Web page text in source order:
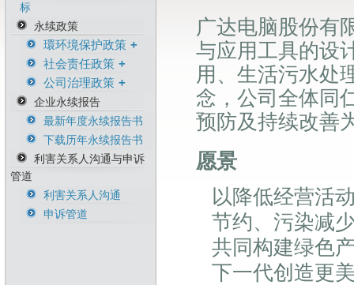
标
永续政策
環环境保护政策
环境保护政策
净零排放气候宣言
能源管理政策
温室气体政策
生物多样性暨不毁林
承诺
社会责任政策
人权政策
人才永续政策
职安卫政策
反歧视与反骚扰政策
公司治理政策
诚信与道德政策暨执
行方针
风险管理政策暨执行
方针
冲突矿产管理政策
税务政策与管理办法
企业永续报告
最新年度永续报告书
下载历年永续报告书
利害关系人沟通与申诉
管道
利害关系人沟通
申诉管道
广达电脑股份有
与应用工具的设
用、生活污水处
念，公司全体同
预防及持续改善
愿景
以降低经营活
节约、污染减
共同构建绿色
下一代创造更